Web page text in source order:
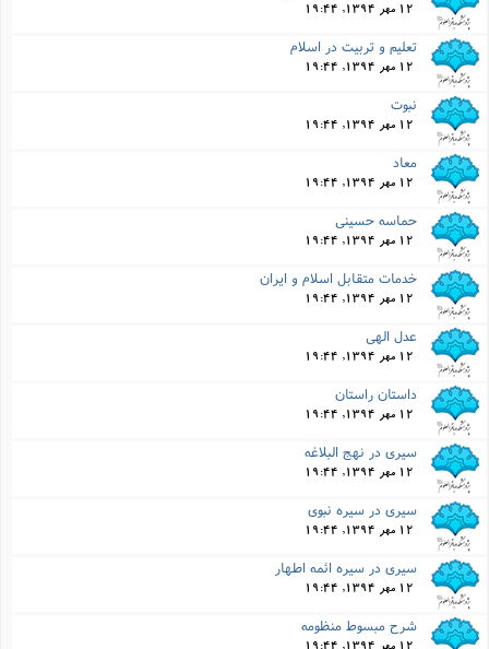
12 مهر 1394, 19:44
تعلیم و تربیت در اسلام
12 مهر 1394, 19:44
نبوت
12 مهر 1394, 19:44
معاد
12 مهر 1394, 19:44
حماسه حسینى
12 مهر 1394, 19:44
خدمات متقابل اسلام و ایران
12 مهر 1394, 19:44
عدل الهى
12 مهر 1394, 19:44
داستان راستان
12 مهر 1394, 19:44
سیرى در نهج البلاغه
12 مهر 1394, 19:44
سیرى در سیره نبوى
12 مهر 1394, 19:44
سیرى در سیره ائمه اطهار
12 مهر 1394, 19:44
شرح مبسوط منظومه